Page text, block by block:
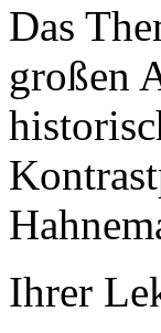
Das
großen
Ihrer